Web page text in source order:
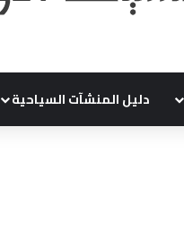
دليل المنشآت السياحية